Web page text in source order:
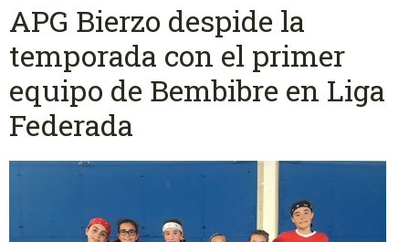
APG Bierzo despide la
temporada con el primer
equipo de Bembibre en Liga
Federada